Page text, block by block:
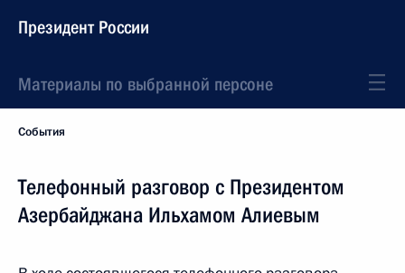
Президент России
Материалы по выбранной персоне
События
Телефонный разговор с Президентом
Азербайджана Ильхамом Алиевым